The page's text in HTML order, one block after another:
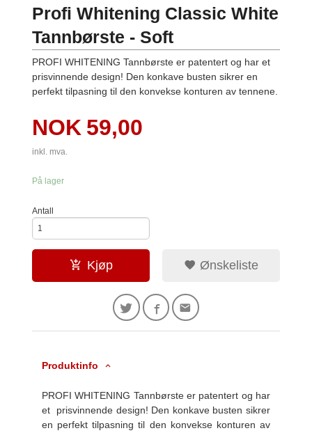
Profi Whitening Classic White
Tannbørste - Soft
PROFI WHITENING Tannbørste er patentert og har et
prisvinnende design! Den konkave busten sikrer en
perfekt tilpasning til den konvekse konturen av tennene.
Pris
NOK 59,00
inkl. mva.
På lager
Antall
Kjøp Ønskeliste
Produktinfo
PROFI WHITENING Tannbørste er patentert og har
et prisvinnende design! Den konkave busten sikrer
en perfekt tilpasning til den konvekse konturen av